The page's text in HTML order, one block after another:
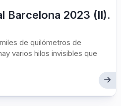
Barcelona 2023 (II).
de quilómetros de
varios hilos invisibles que